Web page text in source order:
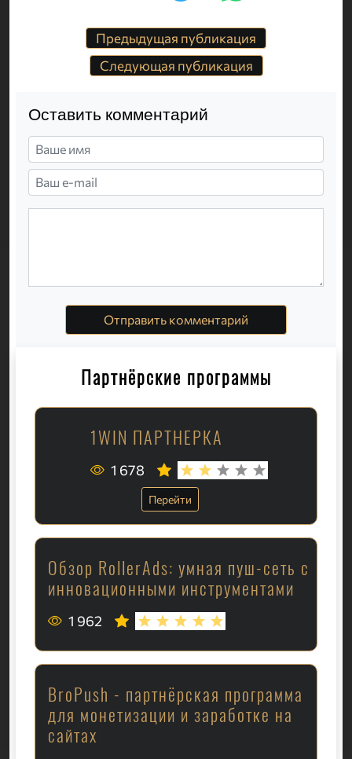
Предыдущая публикация
Следующая публикация
Оставить комментарий
Отправить комментарий
Партнёрские программы
1WIN ПАРТНЕРКА
1 678
Перейти
Обзор RollerAds: умная пуш-сеть с
инновационными инструментами
1 962
BroPush - партнёрская программа
для монетизации и заработке на
сайтах